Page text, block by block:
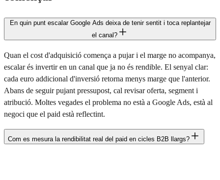
En quin punt escalar Google Ads deixa de tenir sentit i toca replantejar
el canal?
Quan el cost d'adquisició comença a pujar i el marge no acompanya,
escalar és invertir en un canal que ja no és rendible. El senyal clar:
cada euro addicional d'inversió retorna menys marge que l'anterior.
Abans de seguir pujant pressupost, cal revisar oferta, segment i
atribució. Moltes vegades el problema no està a Google Ads, està al
negoci que el paid està reflectint.
Com es mesura la rendibilitat real del paid en cicles B2B llargs?